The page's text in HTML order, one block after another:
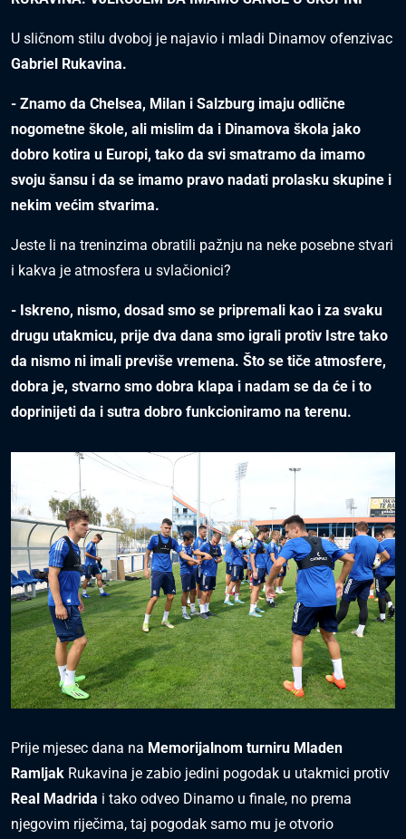
U sličnom stilu dvoboj je najavio i mladi Dinamov ofenzivac
Gabriel Rukavina.
- Znamo da Chelsea, Milan i Salzburg imaju odlične
nogometne škole, ali mislim da i Dinamova škola jako
dobro kotira u Europi, tako da svi smatramo da imamo
svoju šansu i da se imamo pravo nadati prolasku skupine i
nekim većim stvarima.
Jeste li na treninzima obratili pažnju na neke posebne stvari
i kakva je atmosfera u svlačionici?
- Iskreno, nismo, dosad smo se pripremali kao i za svaku
drugu utakmicu, prije dva dana smo igrali protiv Istre tako
da nismo ni imali previše vremena. Što se tiče atmosfere,
dobra je, stvarno smo dobra klapa i nadam se da će i to
doprinijeti da i sutra dobro funkcioniramo na terenu.
Prije mjesec dana na Memorijalnom turniru Mladen
Ramljak Rukavina je zabio jedini pogodak u utakmici protiv
Real Madrida i tako odveo Dinamo u finale, no prema
njegovim riječima, taj pogodak samo mu je otvorio